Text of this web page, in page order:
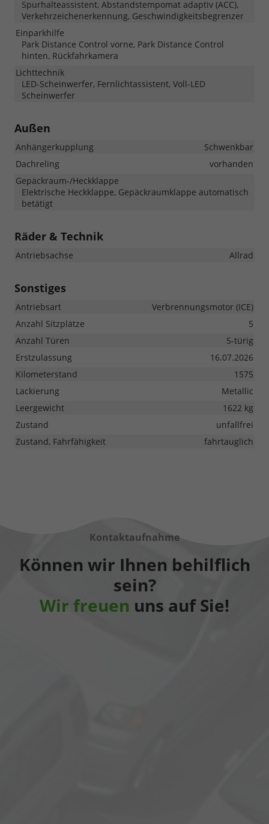
Spurhalteassistent, Abstandstempomat adaptiv (ACC),
Verkehrzeichenerkennung, Geschwindigkeitsbegrenzer
Einparkhilfe
Park Distance Control vorne, Park Distance Control
hinten, Rückfahrkamera
Lichttechnik
LED-Scheinwerfer, Fernlichtassistent, Voll-LED
Scheinwerfer
Außen
Anhängerkupplung
Schwenkbar
Dachreling
vorhanden
Gepäckraum-/Heckklappe
Elektrische Heckklappe, Gepäckraumklappe automatisch
betätigt
Räder & Technik
Antriebsachse Allrad
Sonstiges
Antriebsart
Verbrennungsmotor (ICE)
Anzahl Sitzplätze
5
Anzahl Türen
5-türig
Erstzulassung
16.07.2026
Kilometerstand
1575
Lackierung
Metallic
Leergewicht
1622 kg
Zustand
unfallfrei
Zustand, Fahrfähigkeit
fahrtauglich
Kontaktaufnahme
Können wir Ihnen behilflich
sein?
Wir freuen uns auf Sie!